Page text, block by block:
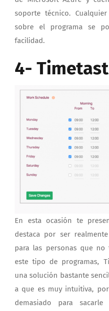
soporte técnico.
sobre el programa se
facilidad.
4-
En esta ocasión te
destaca por ser realmente
para las personas que
este tipo de programas,
una solución bastante
a que es muy intuitiva,
demasiado para